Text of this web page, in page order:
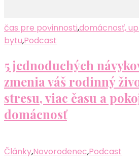
čas pre povinnosti,domácnosť,
bytu,Podcast
5 jednoduchých
zmenia váš rodinný
stresu, viac času a
domácnosť
Články,Novorodenec,Podcast